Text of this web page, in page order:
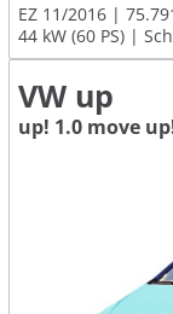
EZ 11/2016
44 kW (60 PS)
VW up
up! 1.0 move